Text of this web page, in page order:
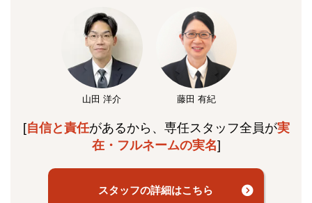
山田 洋介 藤田 有紀
[自信と責任があるから、専任スタッフ全員が実
在・フルネームの実名]
スタッフの詳細はこちら